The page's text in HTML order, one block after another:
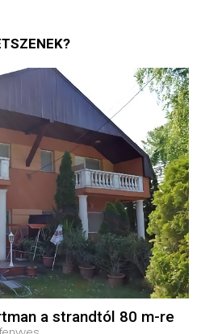
a strandtól 80 m-re